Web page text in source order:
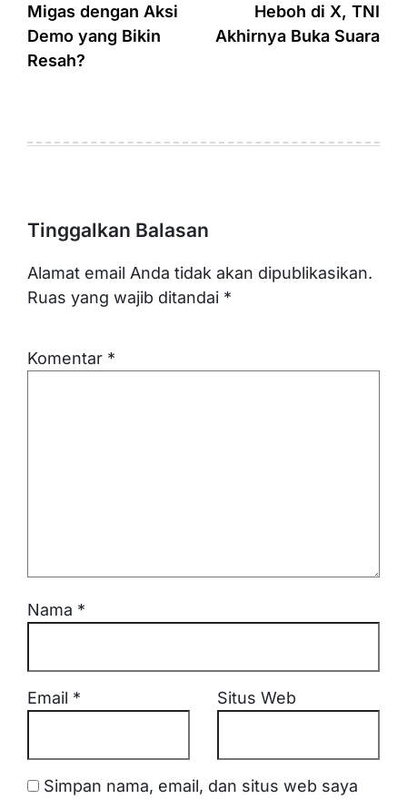
Migas dengan Aksi
Demo yang Bikin
Resah?
Heboh di X, TNI
Akhirnya Buka Suara
Tinggalkan Balasan
Alamat email Anda tidak akan dipublikasikan.
Ruas yang wajib ditandai *
Komentar *
Nama *
Email * Situs Web
Simpan nama, email, dan situs web saya